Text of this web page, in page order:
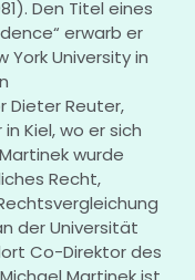
Den Titel eines
erwarb er
York University in
Dieter Reuter,
Kiel, wo er sich
wurde
Recht,
der Universität
Co-Direktor des